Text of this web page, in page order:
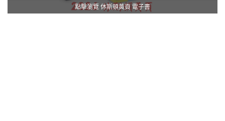
點擊瀏覽 休斯頓黃頁 電子書